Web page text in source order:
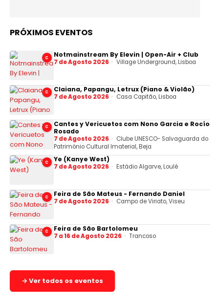
PRÓXIMOS EVENTOS
C Notmainstream By Elevin | Open-Air + Club
7 de Agosto 2026 Village Underground, Lisboa
C Claiana, Papangu, Letrux (Piano & Violão)
7 de Agosto 2026 Casa Capitão, Lisboa
C
Cantes y Vericuetos com Nono Garcia e Rocío
Rosado
7 de Agosto 2026
Clube UNESCO- Salvaguarda do
Património Cultural Imaterial, Beja
C Ye (Kanye West)
7 de Agosto 2026 Estádio Algarve, Loulé
C Feira de São Mateus - Fernando Daniel
7 de Agosto 2026 Campo de Viriato, Viseu
C Feira de São Bartolomeu
7 a 16 de Agosto 2026 Trancoso
→ Ver todos os eventos